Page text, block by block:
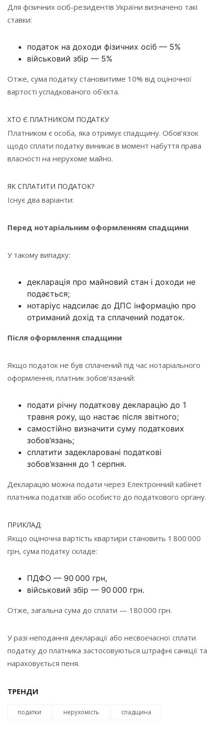
Для фізичних осіб-резидентів України визначено такі
ставки:
податок на доходи фізичних осіб — 5%
військовий збір — 5%
Отже, сума податку становитиме 10% від оціночної
вартості успадкованого об’єкта.
ХТО Є ПЛАТНИКОМ ПОДАТКУ
Платником є особа, яка отримує спадщину. Обов’язок
щодо сплати податку виникає в момент набуття права
власності на нерухоме майно.
ЯК СПЛАТИТИ ПОДАТОК?
Існує два варіанти:
Перед нотаріальним оформленням спадщини
У такому випадку:
декларація про майновий стан і доходи не
подається;
нотаріус надсилає до ДПС інформацію про
отриманий дохід та сплачений податок.
Після оформлення спадщини
Якщо податок не був сплачений під час нотаріального
оформлення, платник зобов’язаний:
подати річну податкову декларацію до 1
травня року, що настає після звітного;
самостійно визначити суму податкових
зобов’язань;
сплатити задекларовані податкові
зобов’язання до 1 серпня.
Декларацію можна подати через Електронний кабінет
платника податків або особисто до податкового органу.
ПРИКЛАД:
Якщо оціночна вартість квартири становить 1 800 000
грн, сума податку складе:
ПДФО — 90 000 грн,
військовий збір — 90 000 грн.
Отже, загальна сума до сплати — 180 000 грн.
У разі неподання декларації або несвоєчасної сплати
податку до платника застосовуються штрафні санкції та
нараховується пеня.
ТРЕНДИ
податки нерухомість спадщина